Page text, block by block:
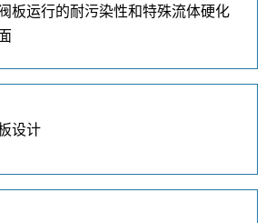
板运行的耐污染性和特殊流体硬化
设计